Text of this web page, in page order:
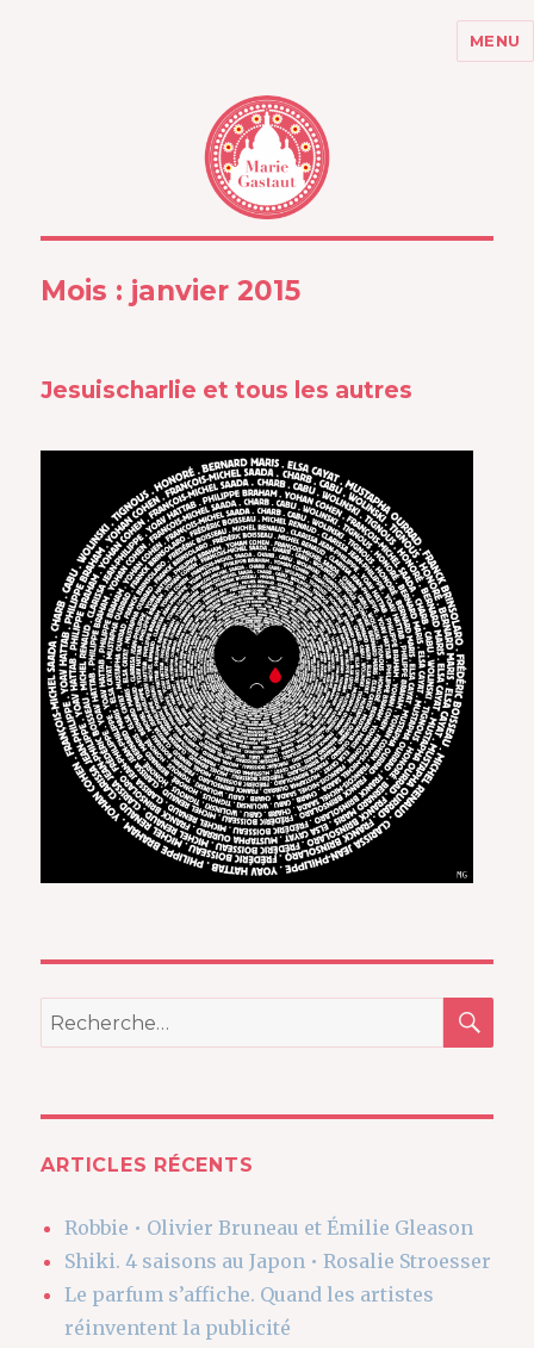
MENU
Mois : janvier 2015
Jesuischarlie et tous les autres
Recherche
pour
ARTICLES RÉCENTS
Robbie • Olivier Bruneau et Émilie Gleason
Shiki. 4 saisons au Japon • Rosalie Stroesser
Le parfum s’affiche. Quand les artistes
réinventent la publicité